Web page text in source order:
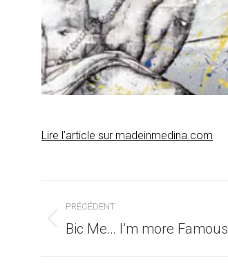
Lire l’article sur madeinmedina.com
Navigation
article
PRÉCÉDENT
Article
Bic Me… I’m more Famous